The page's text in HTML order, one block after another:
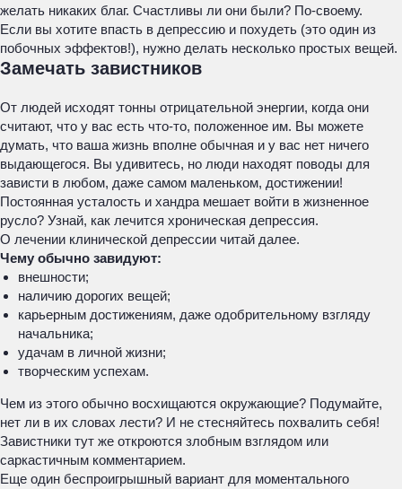
желать никаких благ. Счастливы ли они были? По-своему.
Если вы хотите впасть в депрессию и похудеть (это один из
побочных эффектов!), нужно делать несколько простых вещей.
Замечать завистников
От людей исходят тонны отрицательной энергии, когда они
считают, что у вас есть что-то, положенное им. Вы можете
думать, что ваша жизнь вполне обычная и у вас нет ничего
выдающегося. Вы удивитесь, но люди находят поводы для
зависти в любом, даже самом маленьком, достижении!
Постоянная усталость и хандра мешает войти в жизненное
русло? Узнай, как лечится хроническая депрессия.
О лечении клинической депрессии читай далее.
Чему обычно завидуют:
внешности;
наличию дорогих вещей;
карьерным достижениям, даже одобрительному взгляду
начальника;
удачам в личной жизни;
творческим успехам.
Чем из этого обычно восхищаются окружающие? Подумайте,
нет ли в их словах лести? И не стесняйтесь похвалить себя!
Завистники тут же откроются злобным взглядом или
саркастичным комментарием.
Еще один беспроигрышный вариант для моментального